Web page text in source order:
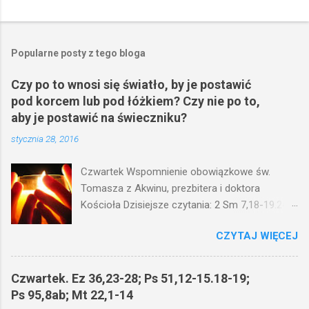
Popularne posty z tego bloga
Czy po to wnosi się światło, by je postawić
pod korcem lub pod łóżkiem? Czy nie po to,
aby je postawić na świeczniku?
stycznia 28, 2016
Czwartek Wspomnienie obowiązkowe św.
Tomasza z Akwinu, prezbitera i doktora
Kościoła Dzisiejsze czytania: 2 Sm 7,18-19.24-
(Mk 4,21-25) Jezus mówił ludowi: Czy po to
wnosi się światło, by je postawić pod korcem
na świeczniku? Nie ma bowiem nic ukrytego, co
by nie miało wyjść na jaw. Kto ma uszy do
CZYTAJ WIĘCEJ
Czwartek. Ez 36,23-28; Ps 51,12-15.18-19;
Ps 95,8ab; Mt 22,1-14